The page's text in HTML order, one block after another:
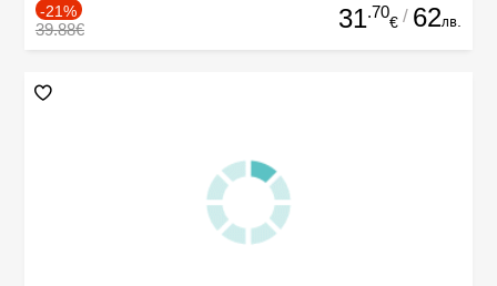
-21%
39.88€ 31.70
€ / 62лв.